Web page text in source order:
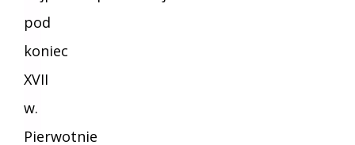
pod
koniec
XVII
w.
Pierwotnie